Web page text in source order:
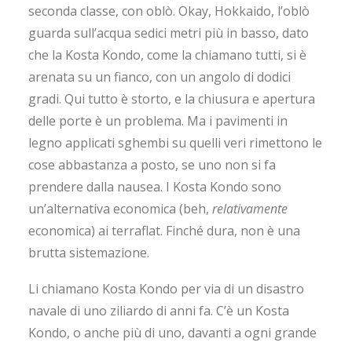
seconda classe, con oblò. Okay, Hokkaido, l’oblò
guarda sull’acqua sedici metri più in basso, dato
che la Kosta Kondo, come la chiamano tutti, si è
arenata su un fianco, con un angolo di dodici
gradi. Qui tutto è storto, e la chiusura e apertura
delle porte è un problema. Ma i pavimenti in
legno applicati sghembi su quelli veri rimettono le
cose abbastanza a posto, se uno non si fa
prendere dalla nausea. I Kosta Kondo sono
un’alternativa economica (beh, relativamente
economica) ai terraflat. Finché dura, non è una
brutta sistemazione.
Li chiamano Kosta Kondo per via di un disastro
navale di uno ziliardo di anni fa. C’è un Kosta
Kondo, o anche più di uno, davanti a ogni grande